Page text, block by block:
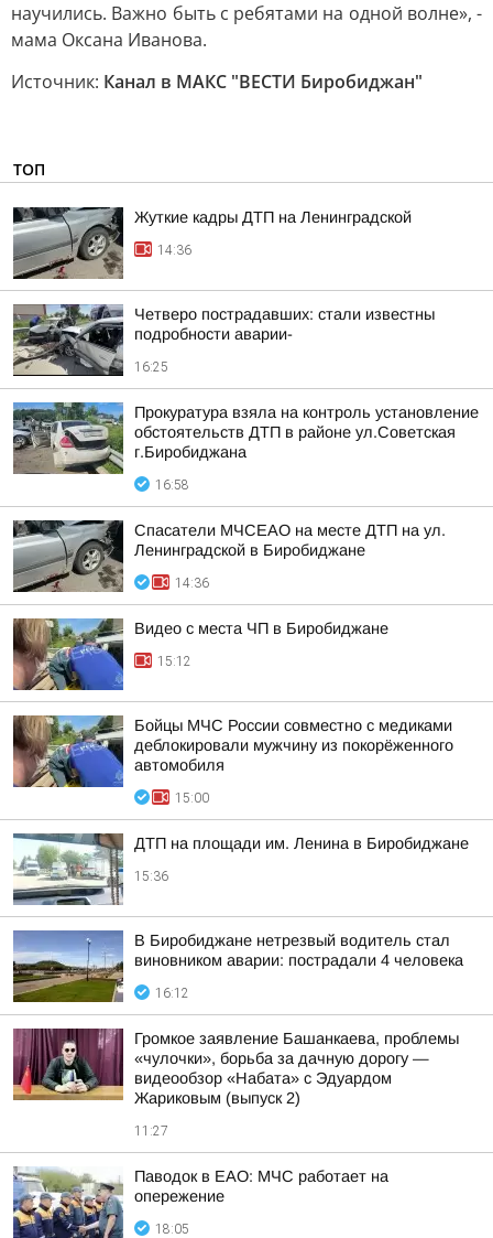
научились. Важно быть с ребятами на одной волне», -
мама Оксана Иванова.
Источник: Канал в МАКС "ВЕСТИ Биробиджан"
ТОП
Жуткие кадры ДТП на Ленинградской
14:36
Четверо пострадавших: стали известны
подробности аварии-
16:25
Прокуратура взяла на контроль установление
обстоятельств ДТП в районе ул.Советская
г.Биробиджана
16:58
Спасатели МЧСЕАО на месте ДТП на ул.
Ленинградской в Биробиджане
14:36
Видео с места ЧП в Биробиджане
15:12
Бойцы МЧС России совместно с медиками
деблокировали мужчину из покорёженного
автомобиля
15:00
ДТП на площади им. Ленина в Биробиджане
15:36
В Биробиджане нетрезвый водитель стал
виновником аварии: пострадали 4 человека
16:12
Громкое заявление Башанкаева, проблемы
«чулочки», борьба за дачную дорогу —
видеообзор «Набата» с Эдуардом
Жариковым (выпуск 2)
11:27
Паводок в ЕАО: МЧС работает на
опережение
18:05